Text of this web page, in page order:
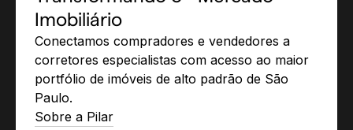
Imobiliário
Conectamos compradores e vendedores a
corretores especialistas com acesso ao maior
portfólio de imóveis de alto padrão de São
Paulo.
Sobre a Pilar